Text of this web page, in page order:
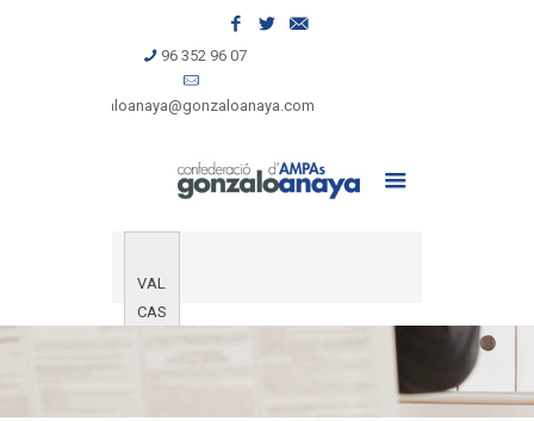
96 352 96 07
gonzaloanaya@gonzaloanaya.com
VAL
CAS